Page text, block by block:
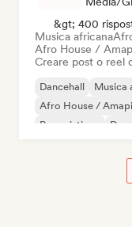
&gt; 400
Musica africana
Afro House /
Creare post o reel
Dancehall Musica
Afro House /
Rap cristiano